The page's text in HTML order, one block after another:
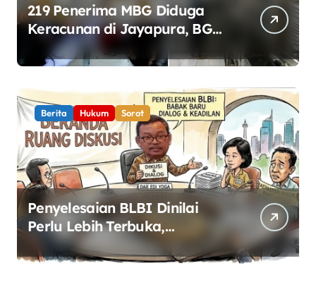
219 Penerima MBG Diduga
Keracunan di Jayapura, BGN
Perketat Pengawasan
Keamanan Pangan
Berita Hukum Sorot
Penyelesaian BLBI Dinilai
Perlu Lebih Terbuka,
Pemerintah Diminta Buka
Ruang Dialog